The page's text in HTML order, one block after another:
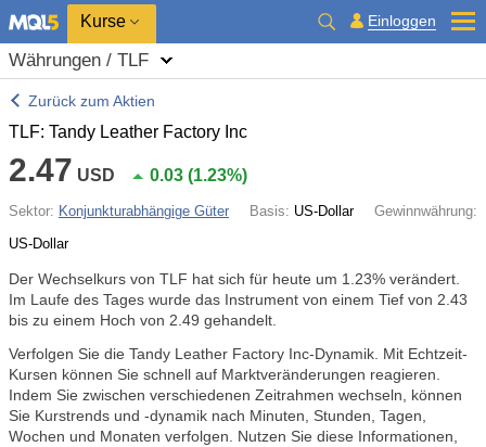
Kurse Einloggen
Währungen / TLF
Zurück zum Aktien
TLF: Tandy Leather Factory Inc
2.47 USD 0.03 (1.23%)
Sektor: Konjunkturabhängige Güter Basis: US-Dollar
Gewinnwährung:
US-Dollar
Der Wechselkurs von TLF hat sich für heute um 1.23% verändert.
Im Laufe des Tages wurde das Instrument von einem Tief von 2.43
bis zu einem Hoch von 2.49 gehandelt.
Verfolgen Sie die Tandy Leather Factory Inc-Dynamik. Mit Echtzeit-
Kursen können Sie schnell auf Marktveränderungen reagieren.
Indem Sie zwischen verschiedenen Zeitrahmen wechseln, können
Sie Kurstrends und -dynamik nach Minuten, Stunden, Tagen,
Wochen und Monaten verfolgen. Nutzen Sie diese Informationen,